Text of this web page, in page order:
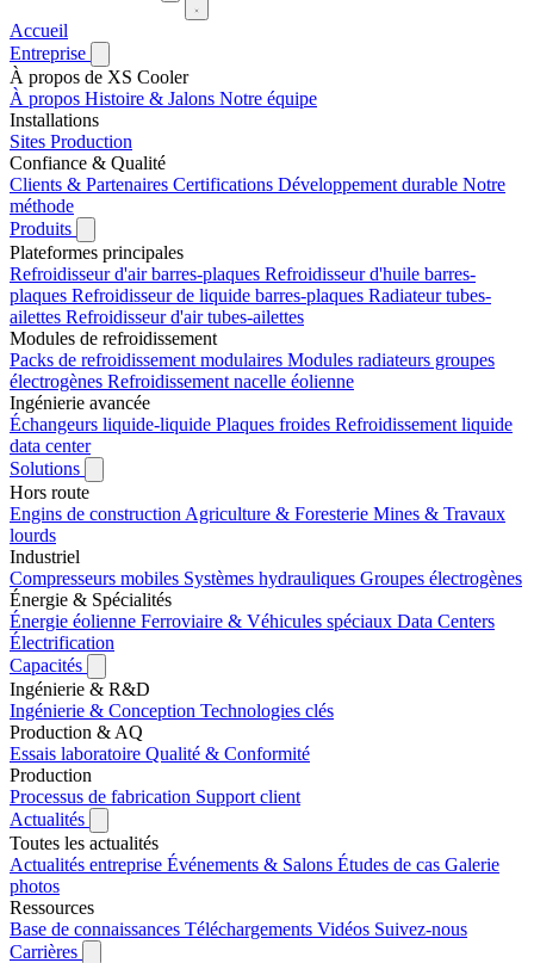
Accueil
Entreprise
À propos de XS Cooler
À propos Histoire & Jalons Notre équipe
Installations
Sites Production
Confiance & Qualité
Clients & Partenaires Certifications Développement durable Notre
méthode
Produits
Plateformes principales
Refroidisseur d'air barres-plaques Refroidisseur d'huile barres-
plaques Refroidisseur de liquide barres-plaques Radiateur tubes-
ailettes Refroidisseur d'air tubes-ailettes
Modules de refroidissement
Packs de refroidissement modulaires Modules radiateurs groupes
électrogènes Refroidissement nacelle éolienne
Ingénierie avancée
Échangeurs liquide-liquide Plaques froides Refroidissement liquide
data center
Solutions
Hors route
Engins de construction Agriculture & Foresterie Mines & Travaux
lourds
Industriel
Compresseurs mobiles Systèmes hydrauliques Groupes électrogènes
Énergie & Spécialités
Énergie éolienne Ferroviaire & Véhicules spéciaux Data Centers
Électrification
Capacités
Ingénierie & R&D
Ingénierie & Conception Technologies clés
Production & AQ
Essais laboratoire Qualité & Conformité
Production
Processus de fabrication Support client
Actualités
Toutes les actualités
Actualités entreprise Événements & Salons Études de cas Galerie
photos
Ressources
Base de connaissances Téléchargements Vidéos Suivez-nous
Carrières